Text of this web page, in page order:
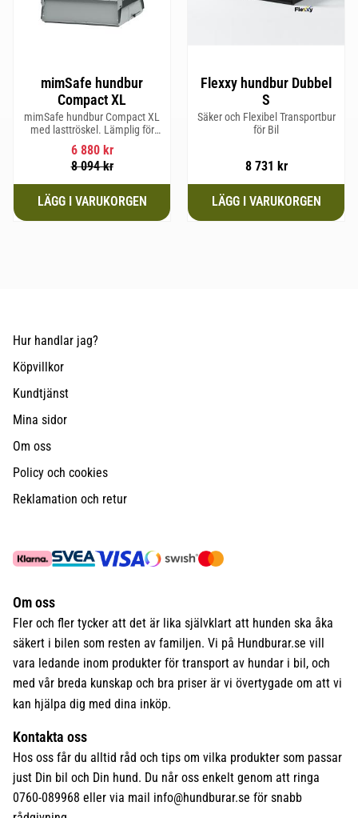
mimSafe hundbur
Compact XL
mimSafe hundbur Compact XL
med lasttröskel. Lämplig för
hundraser upp till 58 cm i
mankhöjd.
6 880kr
8 094kr
Flexxy hundbur Dubbel
S
Säker och Flexibel Transportbur
för Bil
8 731 kr
Hur handlar jag?
Köpvillkor
Kundtjänst
Mina sidor
Om oss
Policy och cookies
Reklamation och retur
Om oss
Fler och fler tycker att det är lika självklart att hunden ska åka
säkert i bilen som resten av familjen. Vi på Hundburar.se vill
vara ledande inom produkter för transport av hundar i bil, och
med vår breda kunskap och bra priser är vi övertygade om att vi
kan hjälpa dig med dina inköp.
Kontakta oss
Hos oss får du alltid råd och tips om vilka produkter som passar
just Din bil och Din hund. Du når oss enkelt genom att ringa
0760-089968 eller via mail info@hundburar.se för snabb